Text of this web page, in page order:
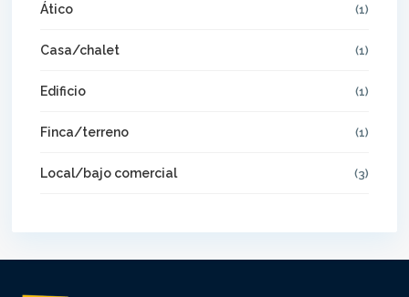
Ático (1)
Casa/chalet (1)
Edificio (1)
Finca/terreno (1)
Local/bajo comercial (3)